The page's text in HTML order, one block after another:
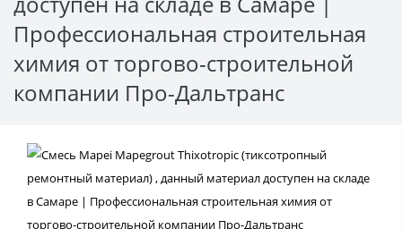
Профессиональная строительная
химия от торгово-строительной
компании Про-Дальтранс